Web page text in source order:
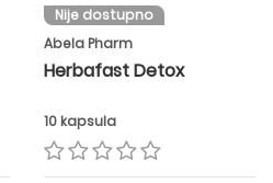
Nije dostupno
Abela Pharm
Herbafast Detox
10 kapsula